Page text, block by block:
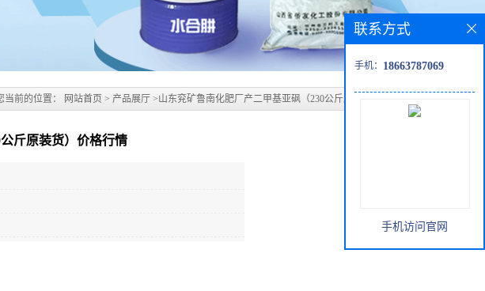
当前的位置： 网站首页 > 产品展厅 >山东兖矿鲁南化肥厂产二甲基亚砜（230公斤原装货）价格行情
斤原装货）价格行情
联系方式
手机： 18663787069
手机访问官网